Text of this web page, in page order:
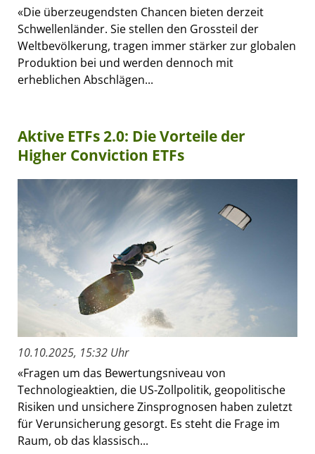
«Die überzeugendsten Chancen bieten derzeit
Schwellenländer. Sie stellen den Grossteil der
Weltbevölkerung, tragen immer stärker zur globalen
Produktion bei und werden dennoch mit
erheblichen Abschlägen...
Aktive ETFs 2.0: Die Vorteile der
Higher Conviction ETFs
10.10.2025, 15:32 Uhr
«Fragen um das Bewertungsniveau von
Technologieaktien, die US-Zollpolitik, geopolitische
Risiken und unsichere Zinsprognosen haben zuletzt
für Verunsicherung gesorgt. Es steht die Frage im
Raum, ob das klassisch...